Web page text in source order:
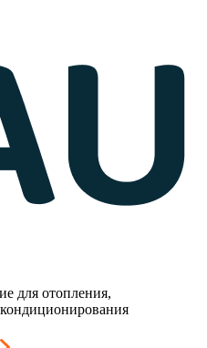
для отопления,